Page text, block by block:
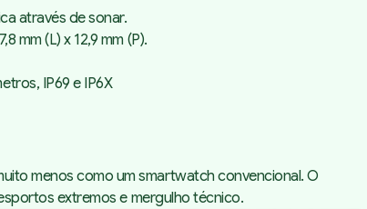
através de sonar.
mm (L) x 12,9 mm (P).
IP69 e IP6X
menos como um smartwatch convencional. O
extremos e mergulho técnico.